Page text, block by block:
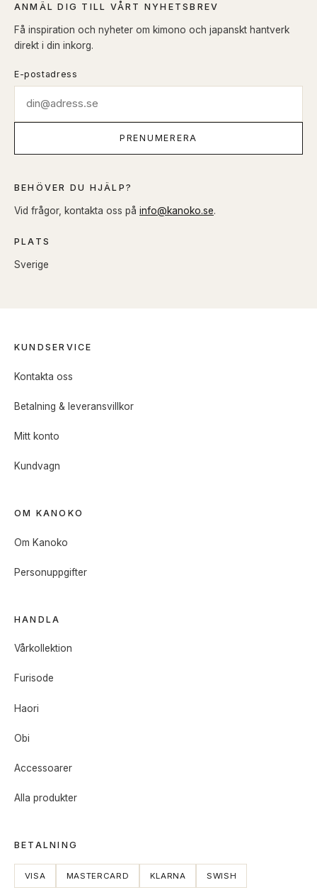
ANMÄL DIG TILL VÅRT NYHETSBREV
Få inspiration och nyheter om kimono och japanskt hantverk
direkt i din inkorg.
E-postadress
PRENUMERERA
BEHÖVER DU HJÄLP?
Vid frågor, kontakta oss på info@kanoko.se.
PLATS
Sverige
KUNDSERVICE
Kontakta oss
Betalning & leveransvillkor
Mitt konto
Kundvagn
OM KANOKO
Om Kanoko
Personuppgifter
HANDLA
Vårkollektion
Furisode
Haori
Obi
Accessoarer
Alla produkter
BETALNING
VISA MASTERCARD KLARNA SWISH